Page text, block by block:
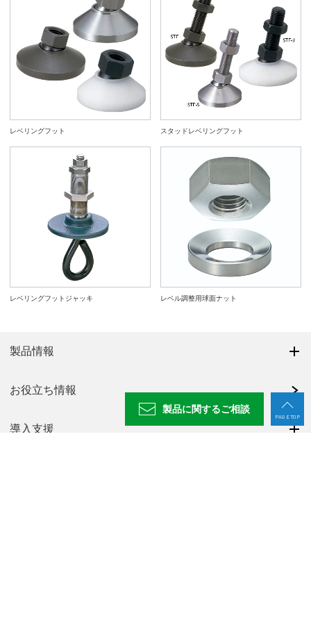
レベリングフット スタッドレベリングフット
レベリングフットジャッキ レベル調整用球面ナット
製品に関するご相談
PAGE TOP
製品情報
お役立ち情報
導入支援